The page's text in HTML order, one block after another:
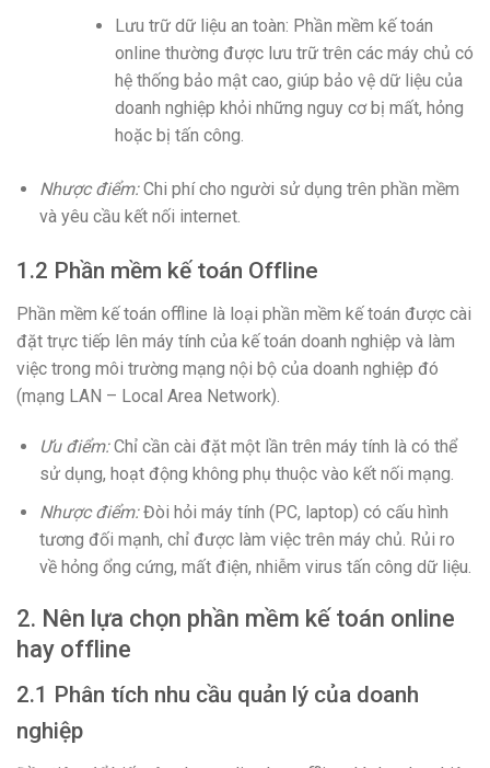
Lưu trữ dữ liệu an toàn: Phần mềm kế toán
online thường được lưu trữ trên các máy chủ có
hệ thống bảo mật cao, giúp bảo vệ dữ liệu của
doanh nghiệp khỏi những nguy cơ bị mất, hỏng
hoặc bị tấn công.
Nhược điểm:Chi phí cho người sử dụng trên phần mềm
và yêu cầu kết nối internet.
1.2 Phần mềm kế toán Offline
Phần mềm kế toán offline là loại phần mềm kế toán được cài
đặt trực tiếp lên máy tính của kế toán doanh nghiệp và làm
việc trong môi trường mạng nội bộ của doanh nghiệp đó
(mạng LAN – Local Area Network).
Ưu điểm:Chỉ cần cài đặt một lần trên máy tính là có thể
sử dụng, hoạt động không phụ thuộc vào kết nối mạng.
Nhược điểm:Đòi hỏi máy tính (PC, laptop) có cấu hình
tương đối mạnh, chỉ được làm việc trên máy chủ. Rủi ro
về hỏng ổng cứng, mất điện, nhiễm virus tấn công dữ liệu.
2. Nên lựa chọn phần mềm kế toán online
hay offline
2.1 Phân tích nhu cầu quản lý của doanh
nghiệp